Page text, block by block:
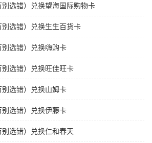
选错）兑换望海国际购物卡
选错）兑换生生百货卡
选错）兑换嗨购卡
选错）兑换旺佳旺卡
选错）兑换山姆卡
选错）兑换伊藤卡
选错）兑换仁和春天